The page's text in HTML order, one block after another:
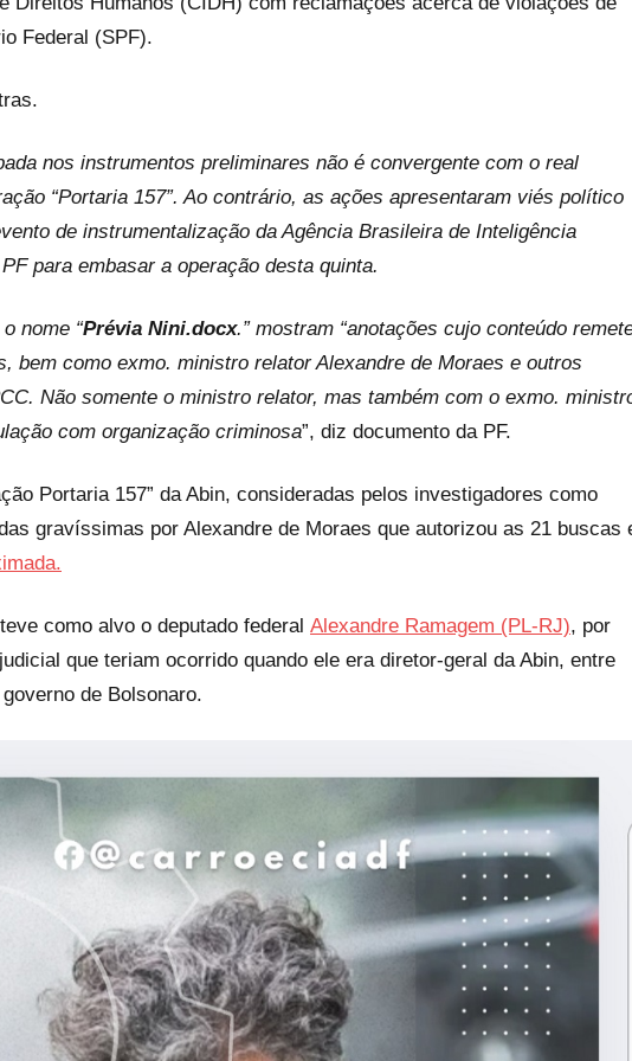
Federal (SPF).
nos instrumentos preliminares não é convergente com o real
“Portaria 157”. Ao contrário, as ações apresentaram viés político
de instrumentalização da Agência Brasileira de Inteligência
para embasar a operação desta quinta.
nome “Prévia Nini.docx.” mostram “anotações cujo conteúdo
bem como exmo. ministro relator Alexandre de Moraes e outros
Não somente o ministro relator, mas também com o exmo.
com organização criminosa”, diz documento da PF.
Portaria 157” da Abin, consideradas pelos investigadores como
gravíssimas por Alexandre de Moraes que autorizou as 21 buscas
como alvo o deputado federal Alexandre Ramagem (PL-RJ), por
que teriam ocorrido quando ele era diretor-geral da Abin, entre
de Bolsonaro.